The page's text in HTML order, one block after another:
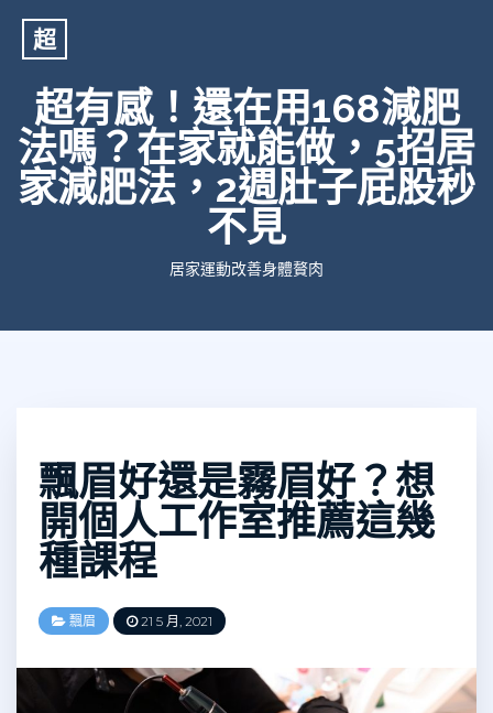
超
超有感！還在用168減肥
法嗎？在家就能做，5招居
家減肥法，2週肚子屁股秒
不見
居家運動改善身體贅肉
飄眉好還是霧眉好？想
開個人工作室推薦這幾
種課程
飄眉 21 5 月, 2021